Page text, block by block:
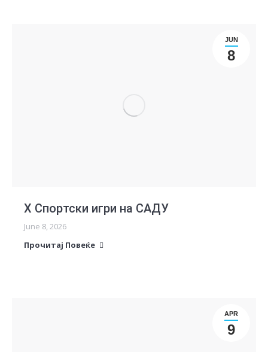
JUN
8
X Спортски игри на САДУ
June 8, 2026
Прочитај Повеќе
APR
9